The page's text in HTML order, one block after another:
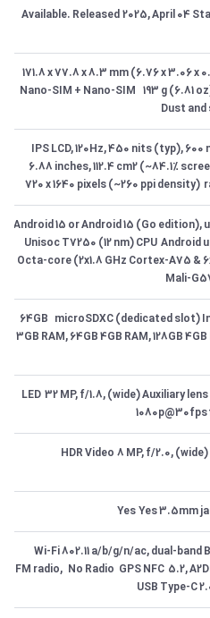
Announced	2025, April 04 Status	Available. Released
Dimensions	171.8 x 77.8 x 8.3 mm (6.76 x 3.06 x
Dust
Type	IPS LCD, 120Hz, 450 nits (typ),
Size	6.88 inches, 112.4 cm2 (~84.1%
OS	Android 15 or Android 15 (Go
Octa-core (2x1.8 GHz Cortex-A75 &
Card slot	microSDXC (dedicated slot) Internal	64GB
3GB RAM, 64GB 4GB RAM, 128GB 4GB
Single	32 MP, f/1.8, (wide) Auxiliary lens Features	LED
5.2, A2DP, LE Positioning	GPS NFC	No Radio	FM radio,